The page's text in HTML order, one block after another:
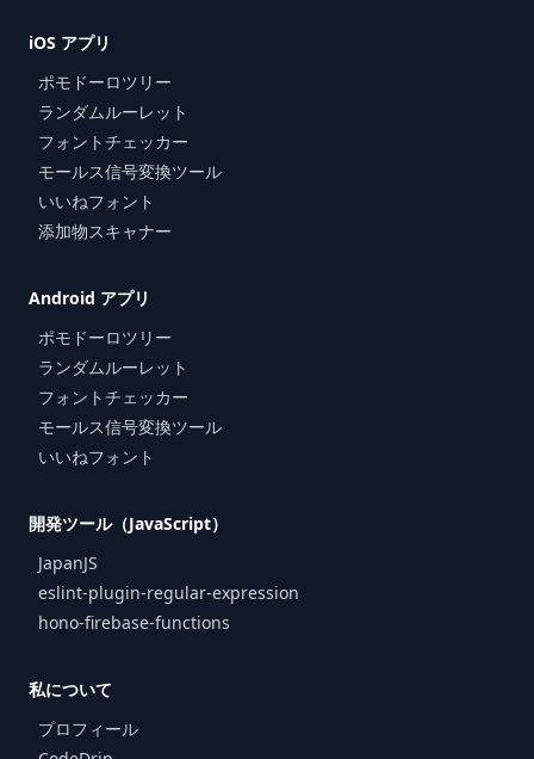
iOS アプリ
ポモドーロツリー
ランダムルーレット
フォントチェッカー
モールス信号変換ツール
いいねフォント
添加物スキャナー
Android アプリ
ポモドーロツリー
ランダムルーレット
フォントチェッカー
モールス信号変換ツール
いいねフォント
開発ツール（JavaScript）
JapanJS
eslint-plugin-regular-expression
hono-firebase-functions
私について
プロフィール